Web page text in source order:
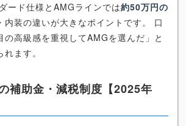
ード仕様とAMGラインでは約50万円の
内装の違いが大きなポイントです。 口
の高級感を重視してAMGを選んだ」と
ます。
補助金・減税制度【2025年